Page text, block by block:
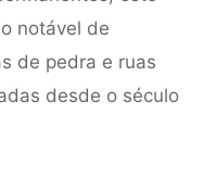
notável de
de pedra e ruas
desde o século